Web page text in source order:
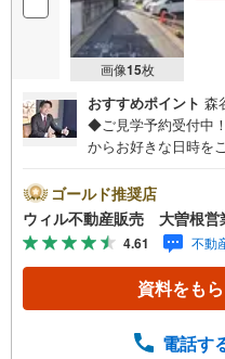
画像15枚
おすすめポイント 森
◆ご見学予約受付中
からお好きな日時を
区、守山区の直接の
動産仲介会社です。
ん、過去にお任せい
に住戸環境を提案致
弊社では平日にご
れるお客様にサー
事前にご予約頂きま
ゴールド推奨店
ウィル不動産販売 大曽根営
4.61 不動
資料をも
電話す